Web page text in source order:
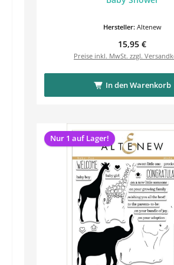
Hersteller: Altenew
Regulärer
15,95 €
Preise inkl. MwSt. zzgl.
In den Warenkorb
Nur 1 auf Lager!